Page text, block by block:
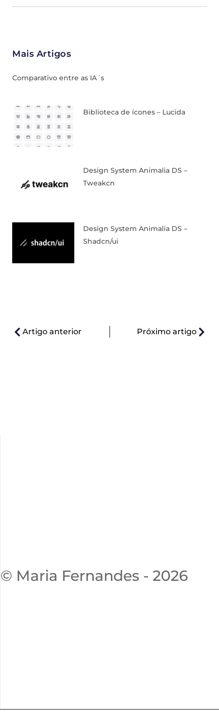
Mais Artigos
Comparativo entre as IA´s
Biblioteca de ícones – Lucida
Design System Animalia DS –
Tweakcn
Design System Animalia DS –
Shadcn/ui
Artigo anterior Próximo artigo
© Maria Fernandes - 2026